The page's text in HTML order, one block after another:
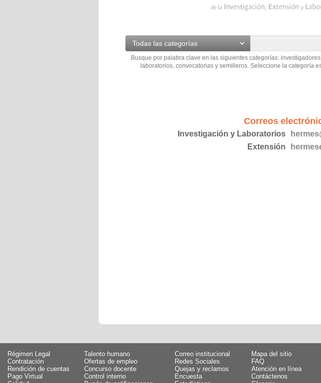
Todas las categorías
Busque por palabra clave en las siguientes categorías:
laboratorios, convocatorias y semilleros. Seleccione la categoría
Correos
Investigación y Laboratorios
Extensión
Régimen Legal
Talento humano
Contratación
Ofertas de empleo
Rendición de cuentas
Concurso docente
Pago Virtual
Control interno
Correo institucional
Mapa del sitio
Redes Sociales
FAQ
Quejas y reclamos
Atención en línea
Encuesta
Contáctenos